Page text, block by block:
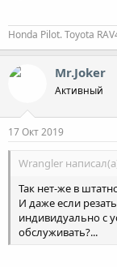
Honda Pilot. Toyota
Mr.Joker
Активный
17 Окт 2019
Wrangler
Так нет-же в
И даже если
индивидуально с
обслуживать?...